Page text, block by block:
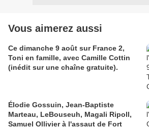
Vous aimerez aussi
Ce dimanche 9 août sur France 2,
Toni en famille, avec Camille Cottin
(inédit sur une chaîne gratuite).
Élodie Gossuin, Jean-Baptiste
Marteau, LeBouseuh, Magali Ripoll,
Samuel Ollivier à l'assaut de Fort